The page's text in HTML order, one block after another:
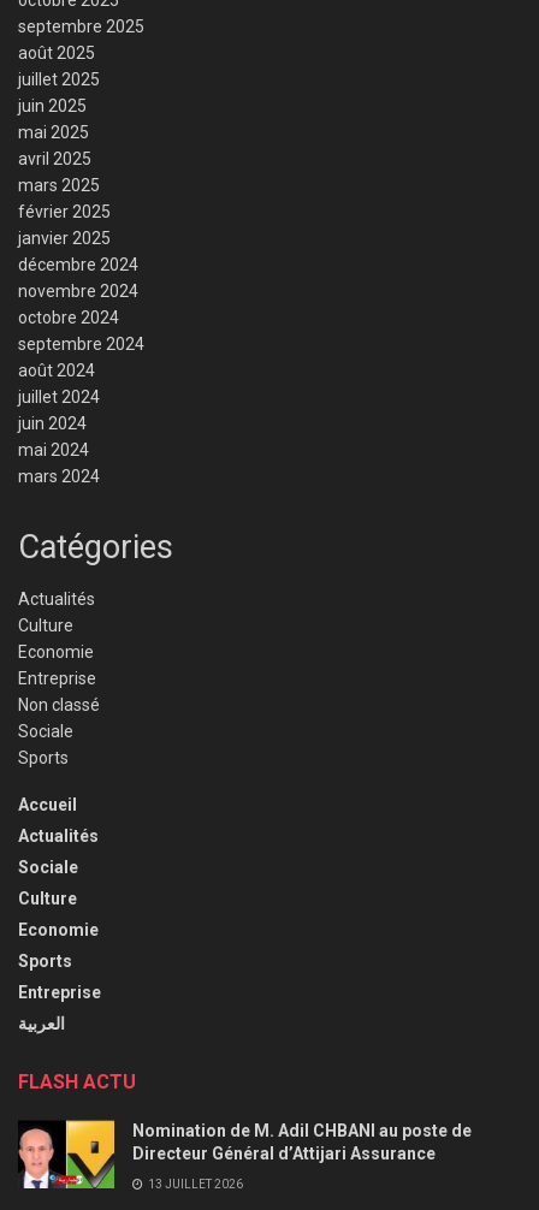
septembre 2025
août 2025
juillet 2025
juin 2025
mai 2025
avril 2025
mars 2025
février 2025
janvier 2025
décembre 2024
novembre 2024
octobre 2024
septembre 2024
août 2024
juillet 2024
juin 2024
mai 2024
mars 2024
Catégories
Actualités
Culture
Economie
Entreprise
Non classé
Sociale
Sports
Accueil
Actualités
Sociale
Culture
Economie
Sports
Entreprise
العربية
FLASH ACTU
Nomination de M. Adil CHBANI au poste de
Directeur Général d’Attijari Assurance
13 JUILLET 2026